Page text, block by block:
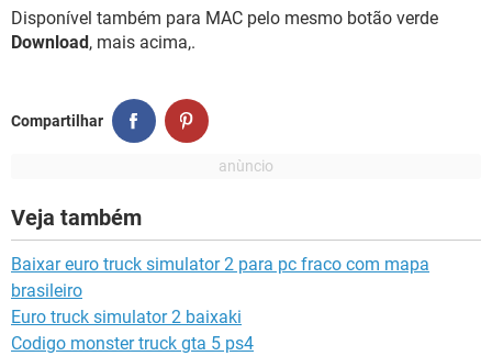
Disponível também para MAC pelo mesmo botão verde
Download , mais acima,.
Compartilhar
Veja também
Baixar euro truck simulator 2 para pc fraco com mapa
brasileiro
Euro truck simulator 2 baixaki
Codigo monster truck gta 5 ps4